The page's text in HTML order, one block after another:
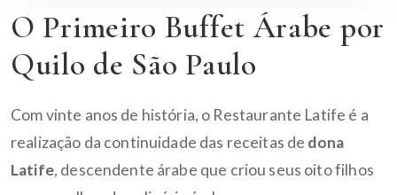
O Primeiro Buffet Árabe por
Quilo de São Paulo
Com vinte anos de história, o Restaurante Latife é a
realização da continuidade das receitas de dona
Latife, descendente árabe que criou seus oito filhos